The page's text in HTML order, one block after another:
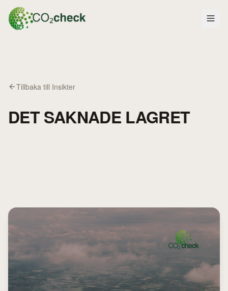
Tillbaka till Insikter
DET SAKNADE LAGRET